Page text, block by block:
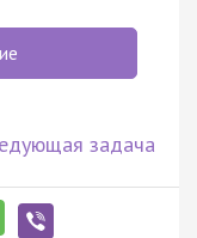
задача